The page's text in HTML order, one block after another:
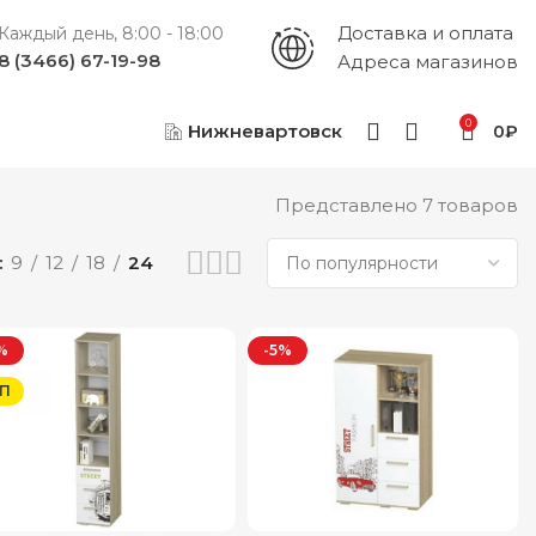
Каждый день, 8:00 - 18:00
8 (3466) 67-19-98
Доставка и оплата
Адреса магазинов
Нижневартовск 0 0₽
Представлено 7 товаров
9 12 18 24
-5%